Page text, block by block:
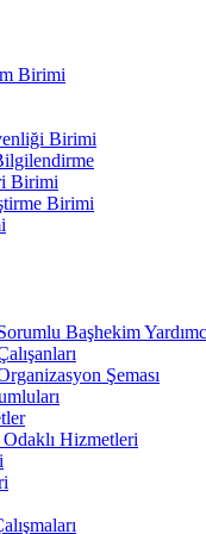
Birimi
Birimi
Birimi
Birimi
Başhekim
Şeması
Odaklı Hizmetleri